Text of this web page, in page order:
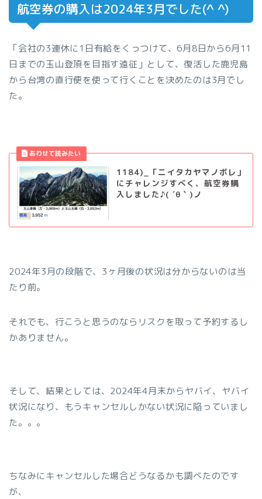
航空券の購入は2024年3月でした(^ ^)
「会社の3連休に1日有給をくっつけて、6月8日から6月11
日までの玉山登頂を目指す遠征」として、復活した鹿児島
から台湾の直行便を使って行くことを決めたのは3月でし
た。
1184)_「ニイタカヤマノボレ」
にチャレンジすべく、航空券購
入しました♪( ´θ｀)ノ
2024年3月の段階で、3ヶ月後の状況は分からないのは当
たり前。
それでも、行こうと思うのならリスクを取って予約するし
かありません。
そして、結果としては、2024年4月末からヤバイ、ヤバイ
状況になり、もうキャンセルしかない状況に陥っていまし
た。。。
ちなみにキャンセルした場合どうなるかも調べたのです
が、